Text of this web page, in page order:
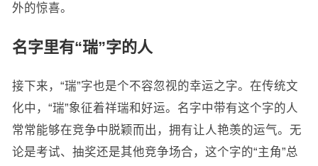
外的惊喜。
名字里有“瑞”字的人
接下来，“瑞”字也是个不容忽视的幸运之字。在传统文
化中，“瑞”象征着祥瑞和好运。名字中带有这个字的人
常常能够在竞争中脱颖而出，拥有让人艳羡的运气。无
论是考试、抽奖还是其他竞争场合，这个字的“主角”总